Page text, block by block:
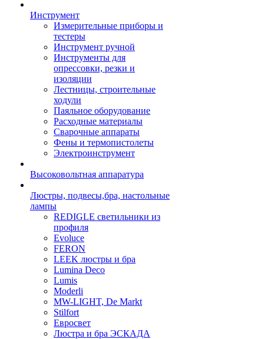
Инструмент
Измерительные приборы и
тестеры
Инструмент ручной
Инструменты для
опрессовки, резки и
изоляции
Лестницы, строительные
ходули
Паяльное оборудование
Расходные материалы
Сварочные аппараты
Фены и термопистолеты
Электроинструмент
Высоковольтная аппаратура
Люстры, подвесы,бра, настольные
лампы
REDIGLE светильники из
профиля
Evoluce
FERON
LEEK люстры и бра
Lumina Deco
Lumis
Moderli
MW-LIGHT, De Markt
Stilfort
Евросвет
Люстра и бра ЭСКАДА